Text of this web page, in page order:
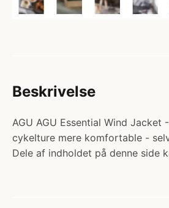
Beskrivelse
AGU AGU Essential Wind
cykelture mere komfortable -
Dele af indholdet på denne side